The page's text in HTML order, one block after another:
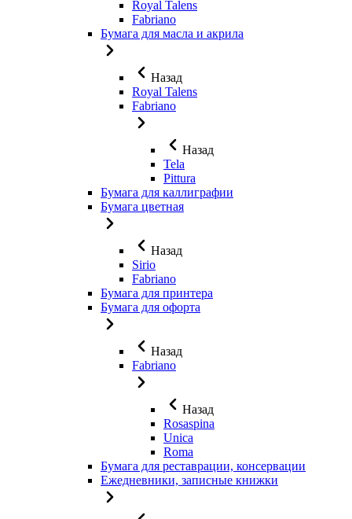
Royal Talens
Fabriano
Бумага для масла и акрила
Назад
Royal Talens
Fabriano
Назад
Tela
Pittura
Бумага для каллиграфии
Бумага цветная
Назад
Sirio
Fabriano
Бумага для принтера
Бумага для офорта
Назад
Fabriano
Назад
Rosaspina
Unica
Roma
Бумага для реставрации, консервации
Ежедневники, записные книжки